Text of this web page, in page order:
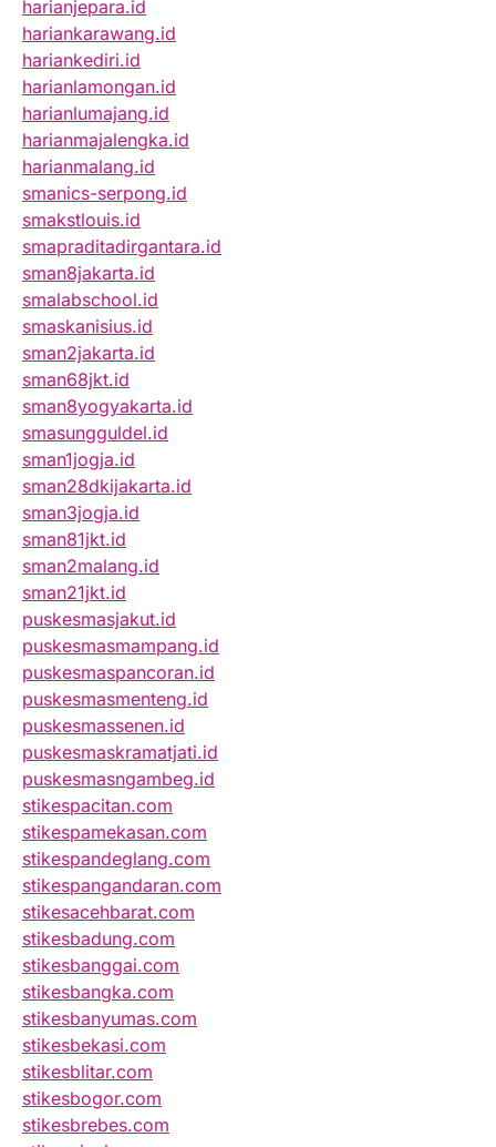
harianjepara.id
hariankarawang.id
hariankediri.id
harianlamongan.id
harianlumajang.id
harianmajalengka.id
harianmalang.id
smanics-serpong.id
smakstlouis.id
smapraditadirgantara.id
sman8jakarta.id
smalabschool.id
smaskanisius.id
sman2jakarta.id
sman68jkt.id
sman8yogyakarta.id
smasungguldel.id
sman1jogja.id
sman28dkijakarta.id
sman3jogja.id
sman81jkt.id
sman2malang.id
sman21jkt.id
puskesmasjakut.id
puskesmasmampang.id
puskesmaspancoran.id
puskesmasmenteng.id
puskesmassenen.id
puskesmaskramatjati.id
puskesmasngambeg.id
stikespacitan.com
stikespamekasan.com
stikespandeglang.com
stikespangandaran.com
stikesacehbarat.com
stikesbadung.com
stikesbanggai.com
stikesbangka.com
stikesbanyumas.com
stikesbekasi.com
stikesblitar.com
stikesbogor.com
stikesbrebes.com